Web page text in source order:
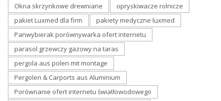
Okna skrzynkowe drewniane
opryskiwacze rolnicze
pakiet Luxmed dla firm
pakiety medyczne luxmed
Panwybierak porównywarka ofert internetu
parasol grzewczy gazowy na taras
pergola aus polen mit montage
Pergolen & Carports aus Aluminium
Porównanie ofert internetu światłowodowego